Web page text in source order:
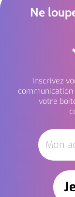
Ne
Inscrivez
votre